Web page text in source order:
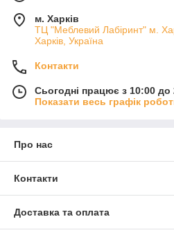
м. Харків
ТЦ "Меблевий Лабіринт" м.
Харків, Україна
Контакти
Сьогодні працює з 10:00 до
Показати весь графік
Про нас
Контакти
Доставка та оплата